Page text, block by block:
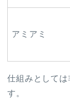
アミアミ
仕組みとして
す。